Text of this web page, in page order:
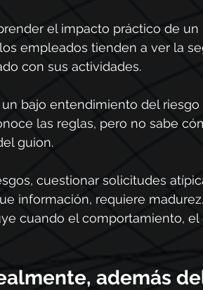
el impacto práctico de un
empleados tienden a ver la
con sus actividades.
bajo entendimiento del
las reglas, pero no sabe
guion.
cuestionar solicitudes
información, requiere
cuando el comportamiento,
además